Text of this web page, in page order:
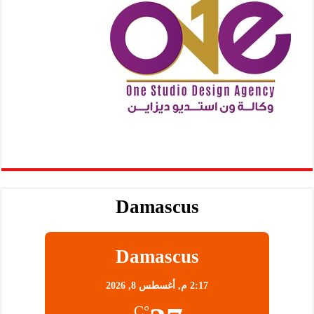
Damascus
Damascus
2:17 م, أغسطس 8, 2026